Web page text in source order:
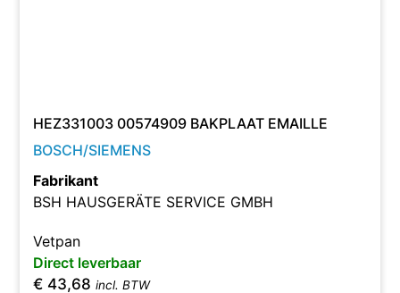
HEZ331003 00574909 BAKPLAAT EMAILLE
BOSCH/SIEMENS
Fabrikant
BSH HAUSGERÄTE SERVICE GMBH
Vetpan
Direct leverbaar
€ 43,68 incl. BTW